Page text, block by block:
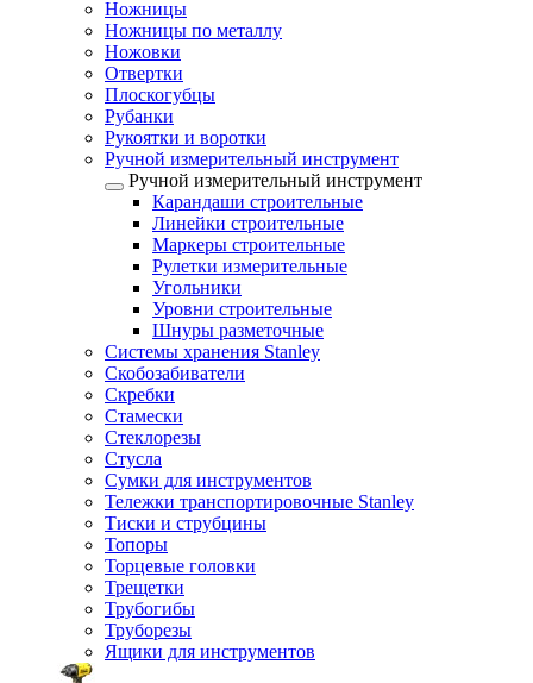
Ножницы
Ножницы по металлу
Ножовки
Отвертки
Плоскогубцы
Рубанки
Рукоятки и воротки
Ручной измерительный инструмент
Ручной измерительный инструмент
Карандаши строительные
Линейки строительные
Маркеры строительные
Рулетки измерительные
Угольники
Уровни строительные
Шнуры разметочные
Системы хранения Stanley
Скобозабиватели
Скребки
Стамески
Стеклорезы
Стусла
Сумки для инструментов
Тележки транспортировочные Stanley
Тиски и струбцины
Топоры
Торцевые головки
Трещетки
Трубогибы
Труборезы
Ящики для инструментов